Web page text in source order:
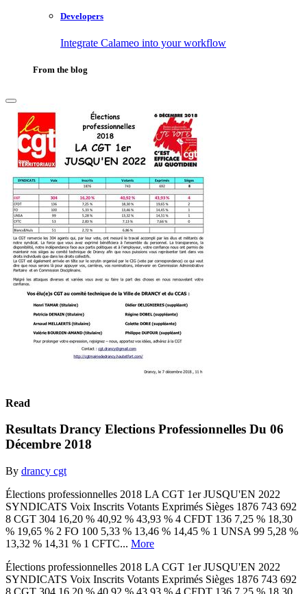
Developers
Integrate Calameo into your workflow
From the blog
Read
Resultats Drancy Elections Professionnelles Du 06
Décembre 2018
By drancy cgt
Élections professionnelles 2018 LA CGT 1er JUSQU'EN 2022
SYNDICATS Voix Inscrits Votants Exprimés Sièges 1876 743 692
8 CGT 304 16,20 % 40,92 % 43,93 % 4 CFDT 136 7,25 % 18,30
% 19,65 % 2 FO 100 5,33 % 13,46 % 14,45 % 1 UNSA 99 5,28 %
13,32 % 14,31 % 1 CFTC... More
Élections professionnelles 2018 LA CGT 1er JUSQU'EN 2022
SYNDICATS Voix Inscrits Votants Exprimés Sièges 1876 743 692
8 CGT 304 16,20 % 40,92 % 43,93 % 4 CFDT 136 7,25 % 18,30